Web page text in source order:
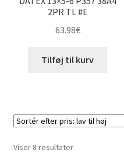
2PR TL #E
63.98€
Tilføj til kurv
Viser 8 resultaterSorteret